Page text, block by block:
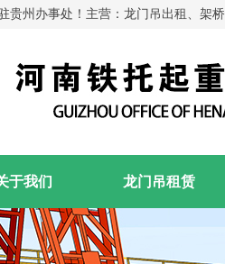
贵州办事处！主营：龙门吊出租、架
于我们 龙门吊租赁